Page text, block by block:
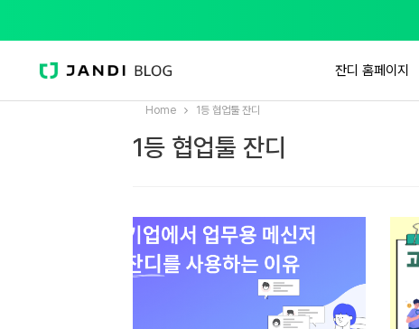
잔디 홈페이지
Home 1등 협업툴 잔디
1등 협업툴 잔디